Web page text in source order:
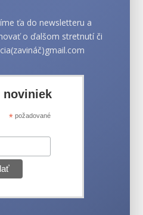
ťa do newsletteru a
o ďalšom stretnutí či
noviniek
*požadované